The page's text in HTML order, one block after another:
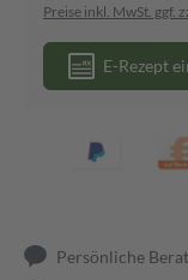
Preise inkl. MwSt. ggf.
E-Rezept
Persönliche